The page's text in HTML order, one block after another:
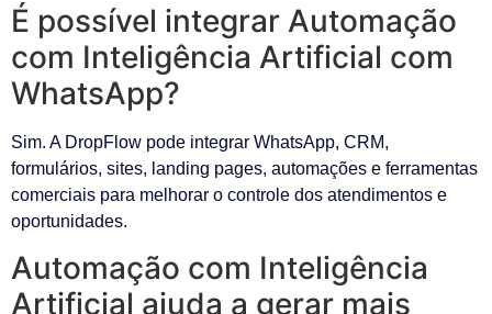
É possível integrar Automação
com Inteligência Artificial com
WhatsApp?
Sim. A DropFlow pode integrar WhatsApp, CRM,
formulários, sites, landing pages, automações e ferramentas
comerciais para melhorar o controle dos atendimentos e
oportunidades.
Automação com Inteligência
Artificial ajuda a gerar mais